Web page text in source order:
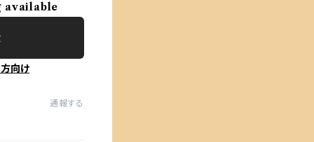
available
向け
通報する